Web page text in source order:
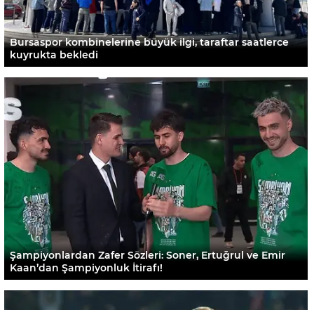
Bursaspor kombinelerine büyük ilgi, taraftar saatlerce
kuyrukta bekledi
Şampiyonlardan Zafer Sözleri: Soner, Ertuğrul ve Emir
Kaan’dan Şampiyonluk İtirafı!